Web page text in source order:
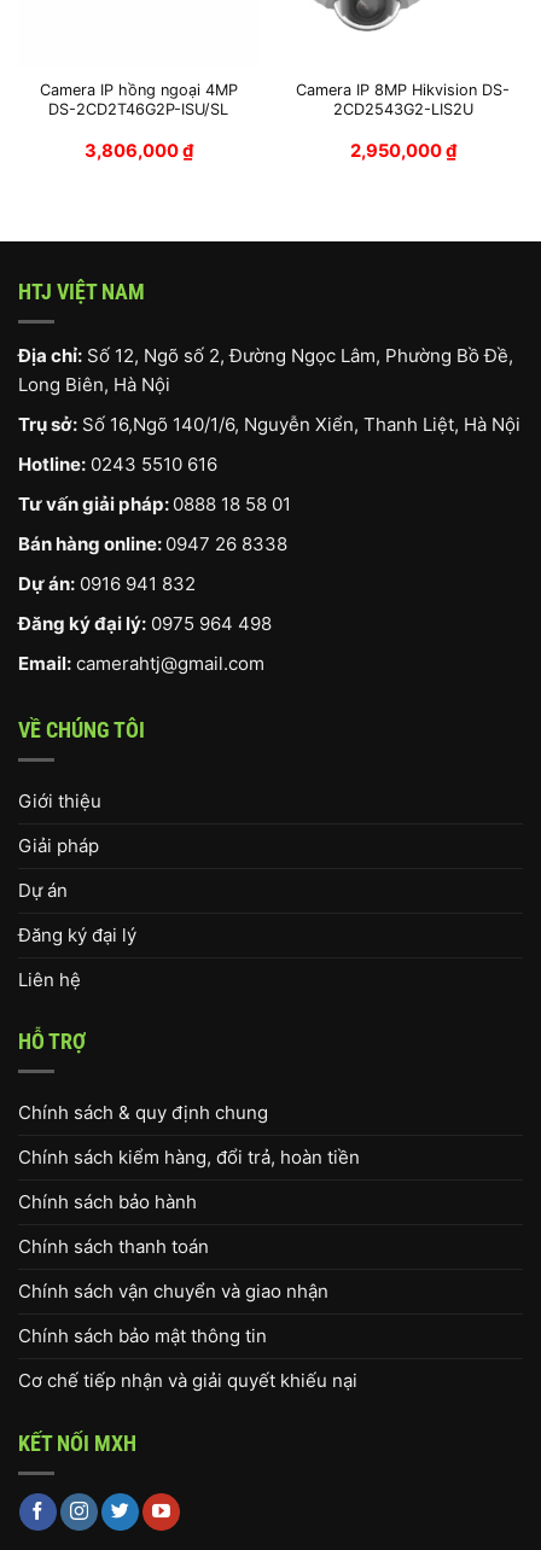
Camera IP hồng ngoại 4MP
DS-2CD2T46G2P-ISU/SL
3,806,000₫
Camera IP 8MP Hikvision DS-
2CD2543G2-LIS2U
2,950,000₫
HTJ VIỆT NAM
Địa chỉ: Số 12, Ngõ số 2, Đường Ngọc Lâm, Phường Bồ Đề,
Long Biên, Hà Nội
Trụ sở: Số 16,Ngõ 140/1/6, Nguyễn Xiển, Thanh Liệt, Hà Nội
Hotline: 0243 5510 616
Tư vấn giải pháp: 0888 18 58 01
Bán hàng online: 0947 26 8338
Dự án: 0916 941 832
Đăng ký đại lý: 0975 964 498
Email: camerahtj@gmail.com
VỀ CHÚNG TÔI
Giới thiệu
Giải pháp
Dự án
Đăng ký đại lý
Liên hệ
HỖ TRỢ
Chính sách & quy định chung
Chính sách kiểm hàng, đổi trả, hoàn tiền
Chính sách bảo hành
Chính sách thanh toán
Chính sách vận chuyển và giao nhận
Chính sách bảo mật thông tin
Cơ chế tiếp nhận và giải quyết khiếu nại
KẾT NỐI MXH